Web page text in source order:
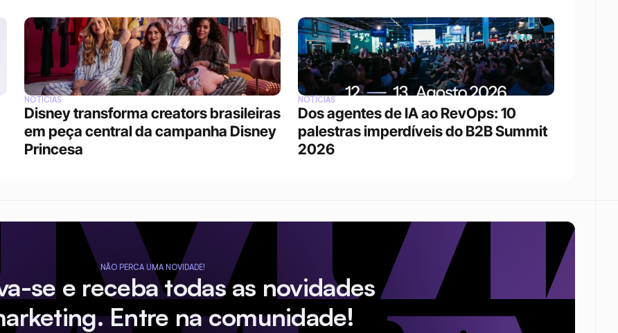
NOTÍCIAS
Disney transforma creators brasileiras
em peça central da campanha Disney
Princesa
NOTÍCIAS
Dos agentes de IA ao RevOps: 10
palestras imperdíveis do B2B Summit
2026
NÃO PERCA UMA NOVIDADE!
se e receba todas as novidades
Entre na comunidade!